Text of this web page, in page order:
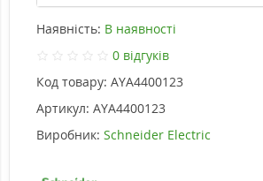
Наявність: В наявності
0 відгуків
Код товару: AYA4400123
Артикул: AYA4400123
Виробник: Schneider Electric